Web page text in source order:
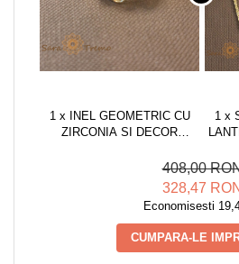
1 x INEL GEOMETRIC CU
ZIRCONIA SI DECOR
1 x
408,00
328,47 RON
Economisesti
CUMPARA-LE